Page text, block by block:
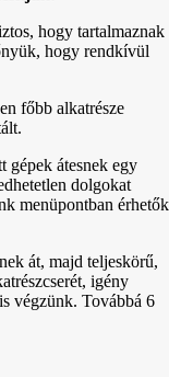
hogy tartalmaznak
hogy rendkívül
főbb alkatrésze
gépek átesnek egy
dolgokat
menüpontban érhetők
át, majd teljeskörű,
igény
végzünk. Továbbá 6